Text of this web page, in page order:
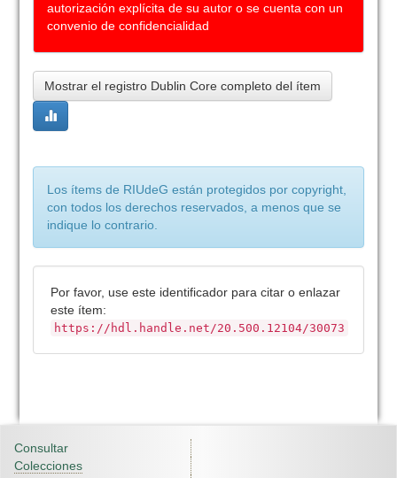
autorización explícita de su autor o se cuenta con un
convenio de confidencialidad
Mostrar el registro Dublin Core completo del ítem
Los ítems de RIUdeG están protegidos por copyright,
con todos los derechos reservados, a menos que se
indique lo contrario.
Por favor, use este identificador para citar o enlazar
este ítem:
https://hdl.handle.net/20.500.12104/30073
Consultar
Colecciones